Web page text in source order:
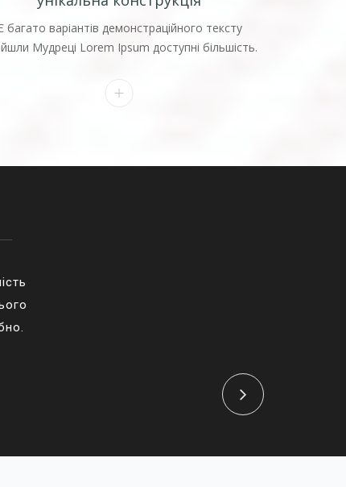
багато варіантів демонстраційного тексту
Мудреці Lorem Ipsum доступні більшість.